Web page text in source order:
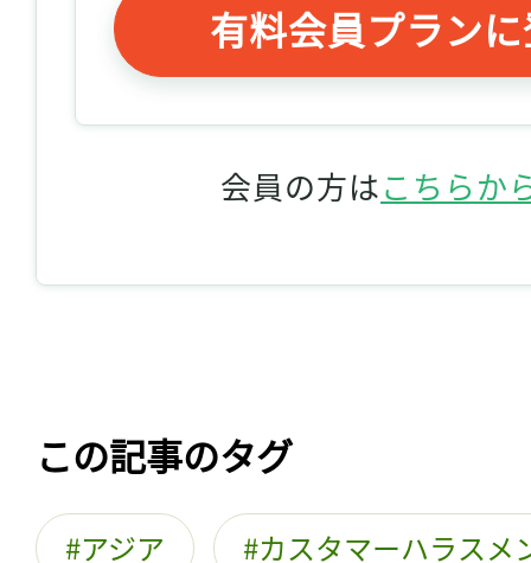
有料会員プラン
会員の方はこちらか
この記事のタグ
アジア カスタマーハラスメ